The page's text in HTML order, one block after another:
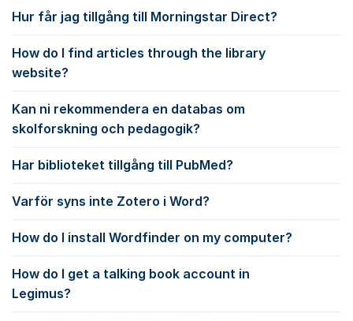
Hur får jag tillgång till Morningstar Direct?
How do I find articles through the library
website?
Kan ni rekommendera en databas om
skolforskning och pedagogik?
Har biblioteket tillgång till PubMed?
Varför syns inte Zotero i Word?
How do I install Wordfinder on my computer?
How do I get a talking book account in
Legimus?